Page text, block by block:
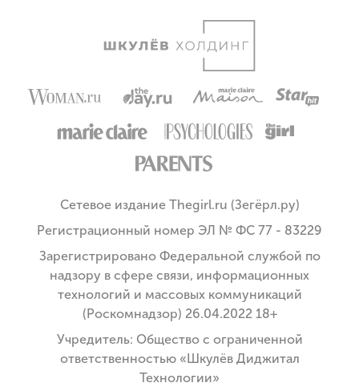
Сетевое издание Thegirl.ru (Зегёрл.ру)
Регистрационный номер ЭЛ № ФС 77 - 83229
Зарегистрировано Федеральной службой по
надзору в сфере связи, информационных
технологий и массовых коммуникаций
(Роскомнадзор) 26.04.2022 18+
Учредитель: Общество с ограниченной
ответственностью «Шкулёв Диджитал
Технологии»